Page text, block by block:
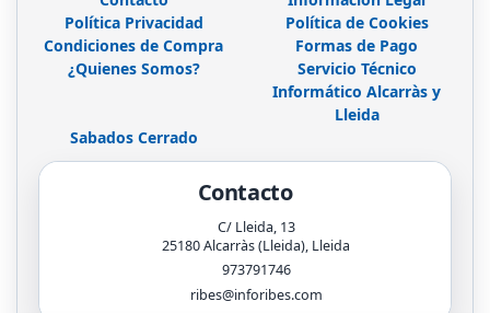
Política Privacidad
Política de Cookies
Condiciones de Compra
Formas de Pago
¿Quienes Somos?
Servicio Técnico
Informático Alcarràs y
Lleida
Sabados Cerrado
Contacto
C/ Lleida, 13
25180Alcarràs (Lleida), Lleida
973791746
ribes@inforibes.com